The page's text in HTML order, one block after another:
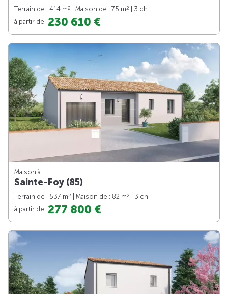
Terrain de : 414 m2 | Maison de : 75 m2
| 3 ch.
à partir de 230 610 €
Maison à
Sainte-Foy (85)
Terrain de : 537 m2 | Maison de : 82 m2
| 3 ch.
à partir de 277 800 €